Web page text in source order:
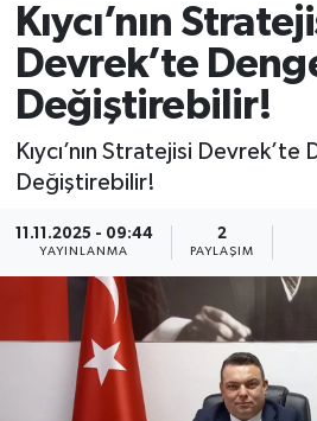
Kıycı’nın
Devrek’te
Değiştirebilir!
Kıycı’nın Stratejisi Devrek’te
Değiştirebilir!
11.11.2025 - 09:44
YAYINLANMA
2
PAYLAŞIM
Alaplı
Kozlu
Kilimli
Devrek
Özel
Zonguldak Namaz
Zonguldak Trafik Yoğunluk
Puan Durumu ve Fikstür
Son Dakika Haberleri
Haber Arşivi